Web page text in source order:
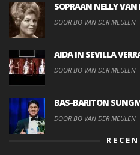
SOPRAAN NELLY VAN
DOOR BO VAN DER MEULEN
AIDA IN SEVILLA
DOOR BO VAN DER MEULEN
BAS-BARITON
DOOR BO VAN DER MEULEN